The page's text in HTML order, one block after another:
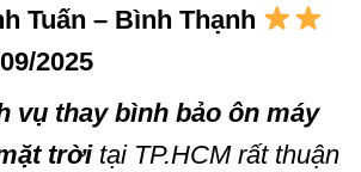
Tuấn – Bình Thạnh
2025
vụ thay bình bảo ôn máy
trờitại TP.HCM rất thuận